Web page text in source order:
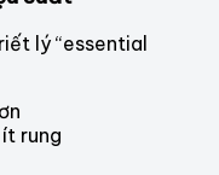
lý “essential
rung